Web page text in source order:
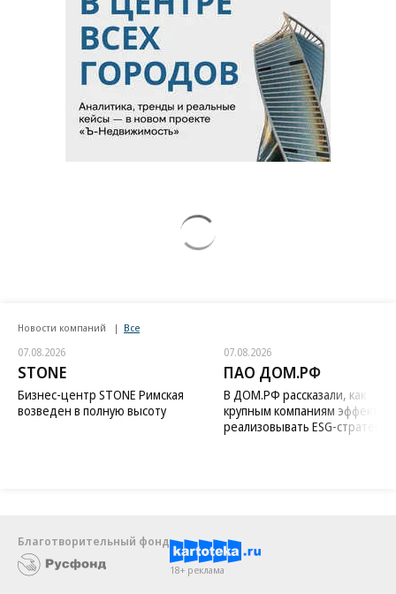
Новости компаний Все
07.08.2026
STONE
Бизнес-центр STONE Римская
возведен в полную высоту
07.08.2026
ПАО ДОМ.РФ
В ДОМ.РФ рассказали, как
крупным компаниям
реализовывать ESG-стратегию
Благотворительный фонд
18+ реклама